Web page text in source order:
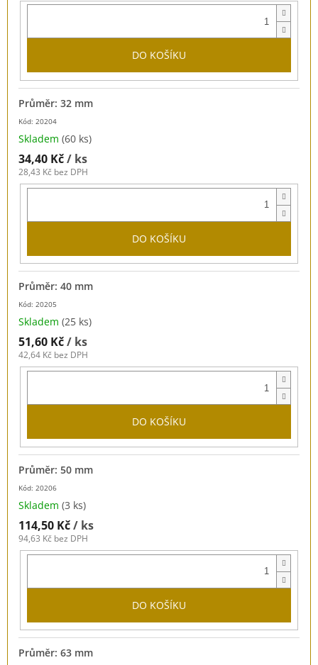
DO KOŠÍKU
Kód: 20204
Průměr: 32 mm
Skladem (60 ks)
34,40 Kč/ ks
28,43 Kč bez DPH
DO KOŠÍKU
Kód: 20205
Průměr: 40 mm
Skladem (25 ks)
51,60 Kč/ ks
42,64 Kč bez DPH
DO KOŠÍKU
Kód: 20206
Průměr: 50 mm
Skladem (3 ks)
114,50 Kč/ ks
94,63 Kč bez DPH
DO KOŠÍKU
Průměr: 63 mm